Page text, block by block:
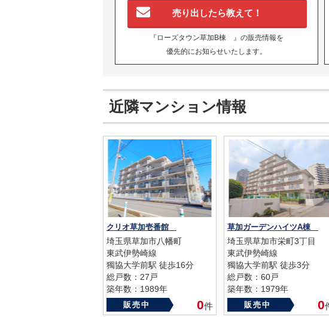
売り出したら教えて！
『ローズタウン草加B棟 』の販売情報を
優先的にお知らせいたします。
近隣マンション情報
クリオ草加壱番館
埼玉県草加市八幡町
東武伊勢崎線
獨協大学前駅 徒歩16分
総戸数：27戸
築年数：1989年
販売中 0件
草加ガーデンハイツA棟
埼玉県草加市栄町3丁目
東武伊勢崎線
獨協大学前駅 徒歩3分
総戸数：60戸
築年数：1979年
販売中 0